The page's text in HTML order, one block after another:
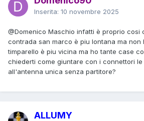
Inserita: 10 novembre 2025
@Domenico Maschio infatti è proprio cosi
contrada san marco è piu lontana ma non
timparello è piu vicina ma ho tante case
chiederti come giuntare con i connettori
all'antenna unica senza partitore?
ALLUMY